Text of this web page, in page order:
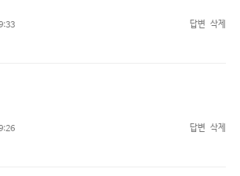
답변 삭제
답변 삭제